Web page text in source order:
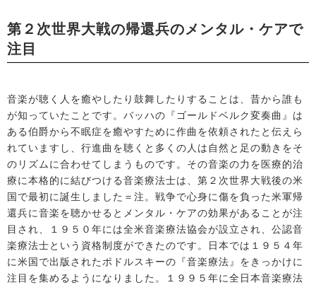
第２次世界大戦の帰還兵のメンタル・ケアで
注目
音楽が聴く人を癒やしたり鼓舞したりすることは、昔から誰も
が知っていたことです。バッハの『ゴールドベルク変奏曲』は
ある伯爵から不眠症を癒やすために作曲を依頼されたと伝えら
れていますし、行進曲を聴くと多くの人は自然と足の動きをそ
のリズムに合わせてしまうものです。その音楽の力を医療的治
療に本格的に結びつける音楽療法士は、第２次世界大戦後の米
国で最初に誕生しました＝注。戦争で心身に傷を負った米軍帰
還兵に音楽を聴かせるとメンタル・ケアの効果があることが注
目され、１９５０年には全米音楽療法協会が設立され、公認音
楽療法士という資格制度ができたのです。日本では１９５４年
に米国で出版されたポドルスキーの『音楽療法』をきっかけに
注目を集めるようになりました。１９９５年に全日本音楽療法